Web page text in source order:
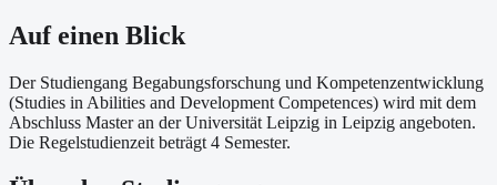
Auf einen Blick
Der Studiengang Begabungsforschung und Kompetenzentwicklung
(Studies in Abilities and Development Competences) wird mit dem
Abschluss Master an der Universität Leipzig in Leipzig angeboten.
Die Regelstudienzeit beträgt 4 Semester.